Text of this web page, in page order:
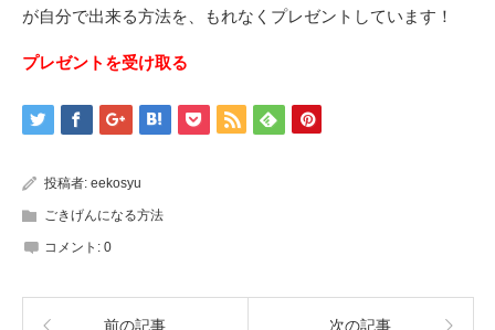
が自分で出来る方法を、もれなくプレゼントしています！
プレゼントを受け取る
投稿者: eekosyu
ごきげんになる方法
コメント: 0
前の記事 次の記事